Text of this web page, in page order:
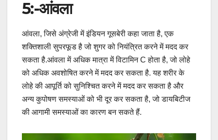
5:-आंवला
आंवला, जिसे अंग्रेजी में इंडियन गूसबेरी कहा जाता है, एक
शक्तिशाली सुपरफूड है जो शुगर को नियंत्रित करने में मदद कर
सकता है.आंवला में अधिक मात्रा में विटामिन C होता है, जो लोहे
को अधिक अवशोषित करने में मदद कर सकता है. यह शरीर के
लोहे की आपूर्ति को सुनिश्चित करने में मदद कर सकता है और
अन्य कुपोषण समस्याओं को भी दूर कर सकता है, जो डायबिटीज
की आगामी समस्याओं का कारण बन सकते हैं.